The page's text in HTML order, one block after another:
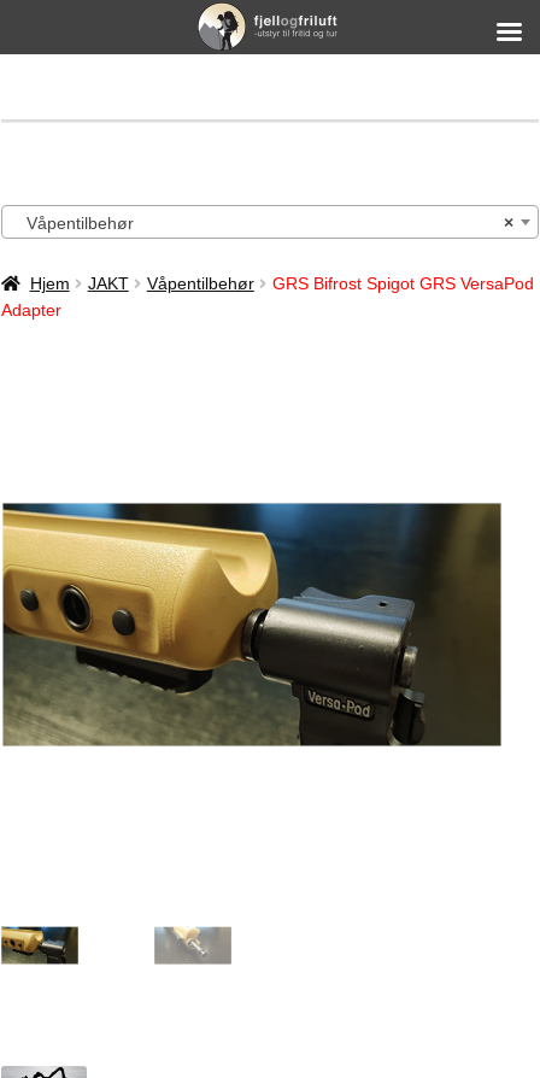
×
Våpentilbehør
Hjem JAKT Våpentilbehør
GRS Bifrost Spigot GRS VersaPod
Adapter